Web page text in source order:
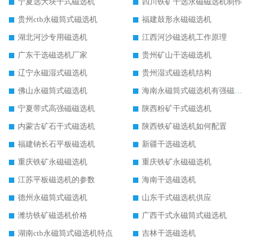
贵州ctb永磁筒式磁选机
福建鼓形永磁磁选机
湖北河沙专用磁选机
江西河沙磁选机工作原理
广东干选磁选机厂家
贵州矿山干选磁选机
辽宁永磁湿式磁选机
贵州湿式磁选机结构
佛山永磁筒式磁选机
海南永磁筒式磁选机有强磁的吗
宁夏带式高强磁磁选机
陕西粉矿干式磁选机
内蒙古矿石干式磁选机
陕西铁矿磁选机如何配置
福建钠长石平板磁选机
新疆干选磁选机
重庆铁矿永磁磁选机
重庆铁矿永磁磁选机
江苏平板磁选机的参数
海南干选磁选机
德州永磁筒式磁选机
山东干式磁选机供应
潍坊铁矿磁选机价格
广西干式永磁筒式磁选机
湖南ctb永磁筒式磁选机特点
吉林干选磁选机